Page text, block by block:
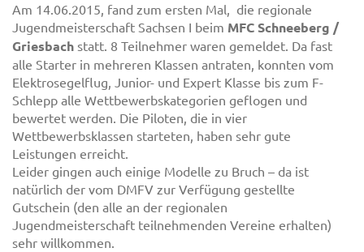
Am 14.06.2015, fand zum ersten Mal, die regionale
Jugendmeisterschaft Sachsen I beim MFC Schneeberg /
Griesbach statt. 8 Teilnehmer waren gemeldet. Da fast
alle Starter in mehreren Klassen antraten, konnten vom
Elektrosegelflug, Junior- und Expert Klasse bis zum F-
Schlepp alle Wettbewerbskategorien geflogen und
bewertet werden. Die Piloten, die in vier
Wettbewerbsklassen starteten, haben sehr gute
Leistungen erreicht.
Leider gingen auch einige Modelle zu Bruch – da ist
natürlich der vom DMFV zur Verfügung gestellte
Gutschein (den alle an der regionalen
Jugendmeisterschaft teilnehmenden Vereine erhalten)
sehr willkommen.